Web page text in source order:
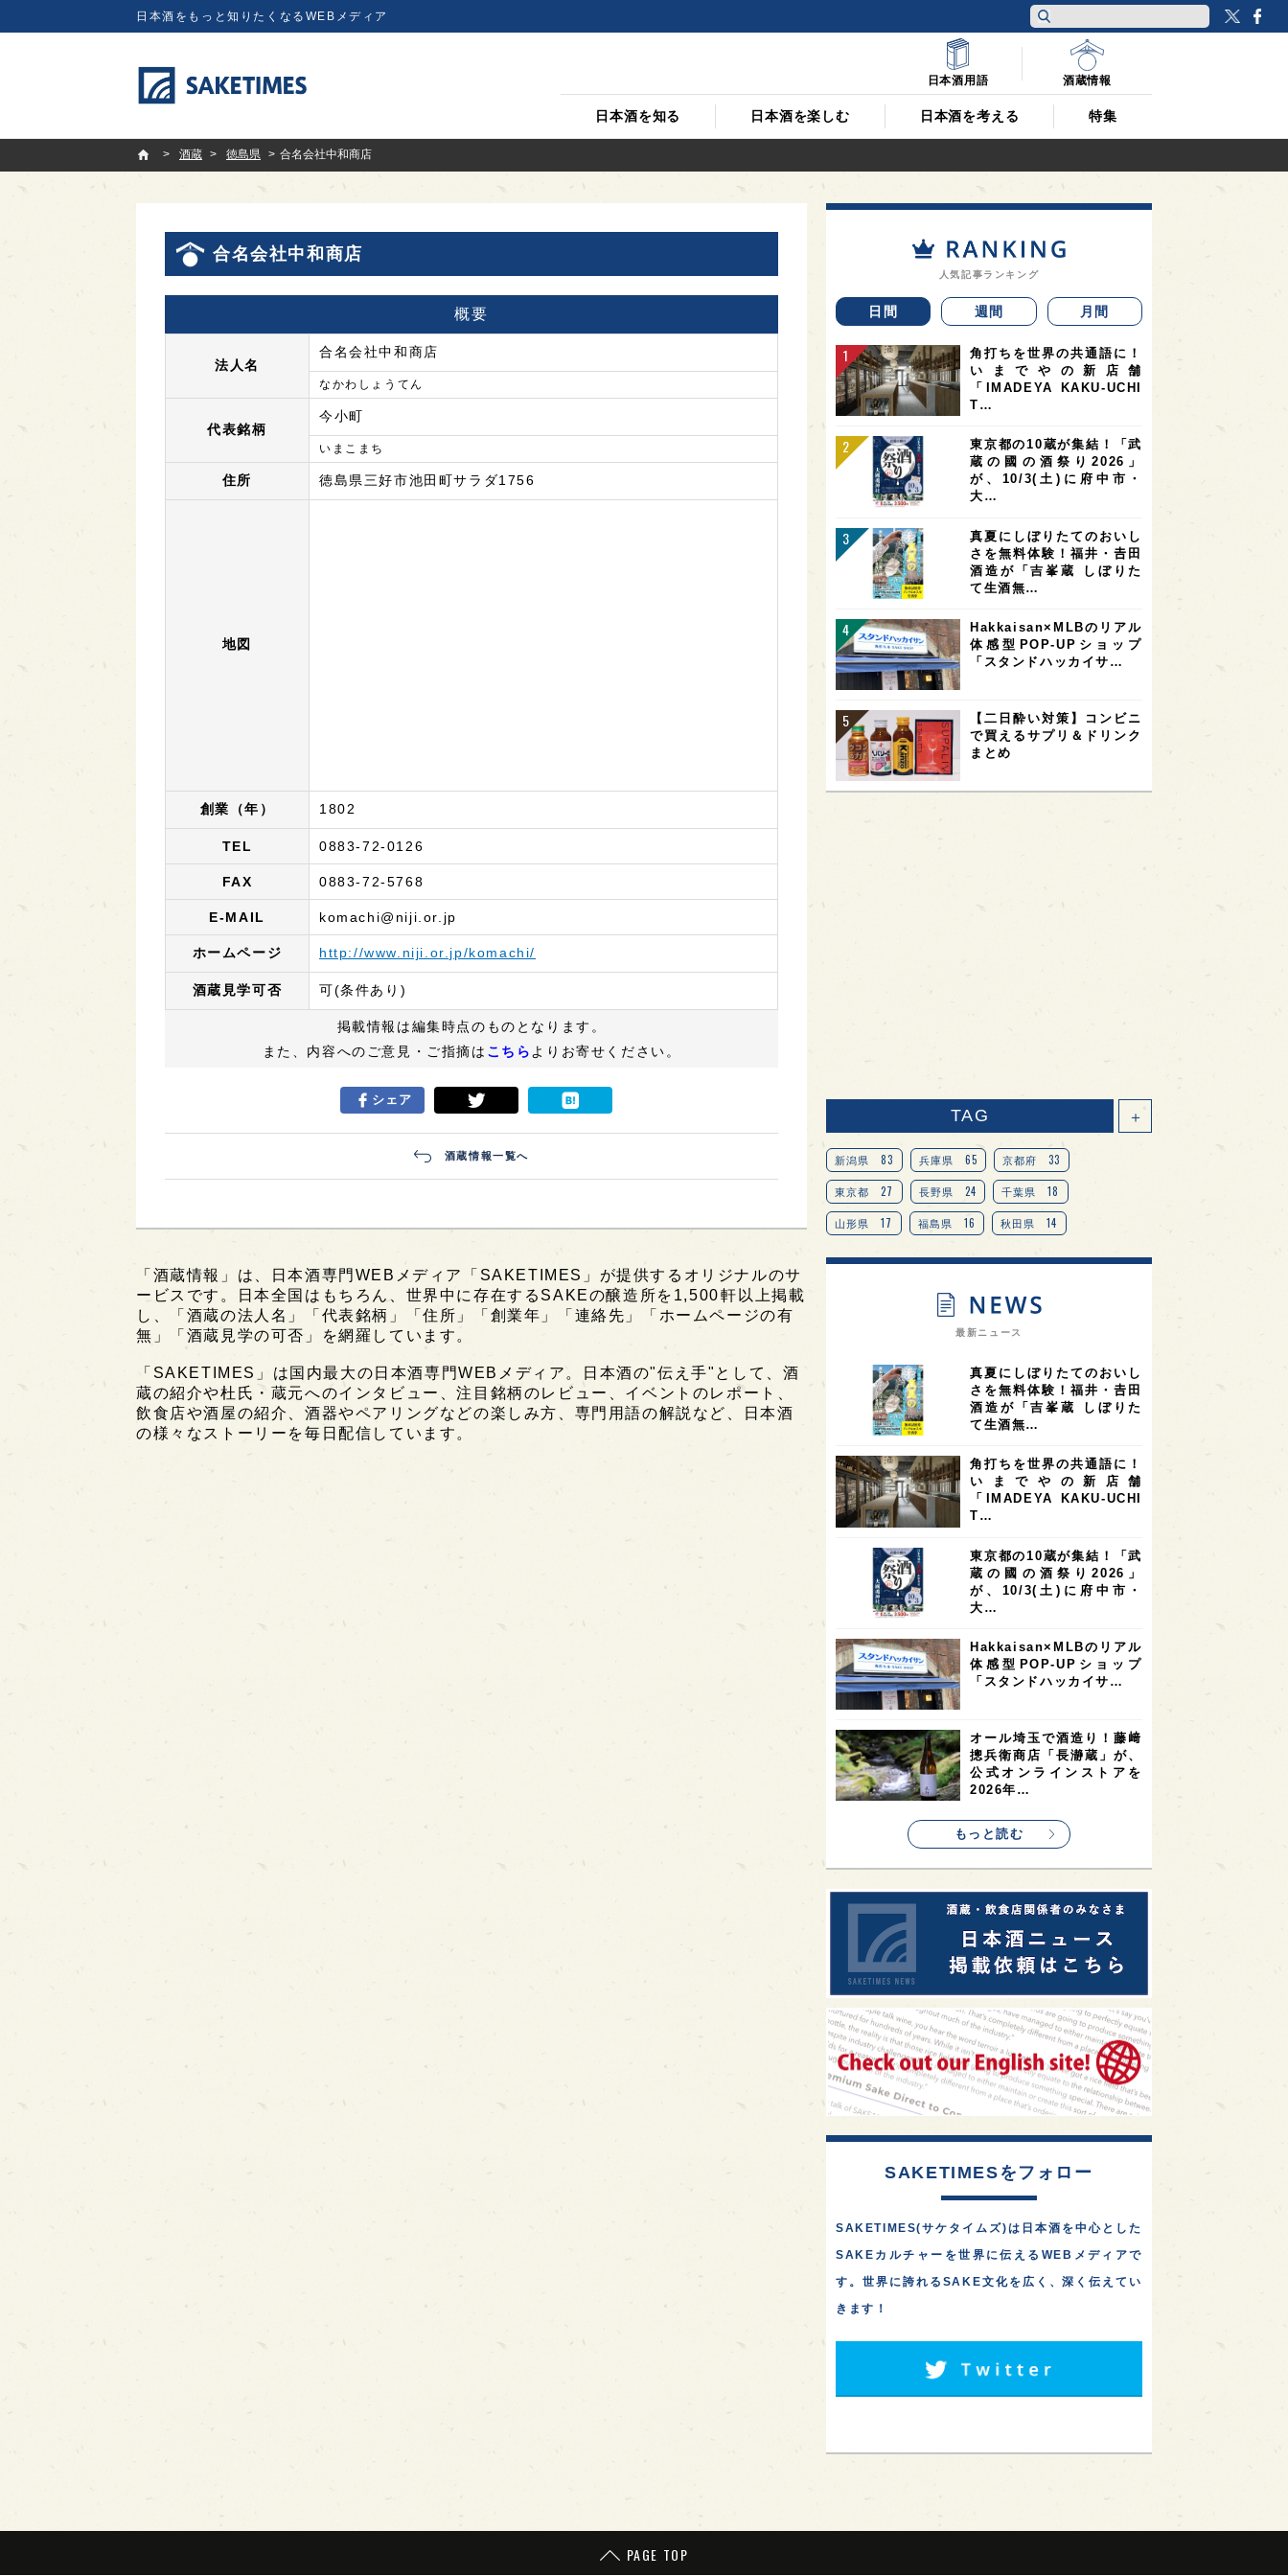
日本酒をもっと知りたくなるWEBメディア
日本酒を知る 日本酒を楽しむ 日本酒を考える 特集
日本酒用語 酒蔵情報
SAKETIMES
酒蔵
徳島県 合名会社中和商店
合名会社中和商店
概要
法人名
合名会社中和商店
なかわしょうてん
代表銘柄
今小町
いまこまち
住所 徳島県三好市池田町サラダ1756
地図
創業（年） 1802
TEL 0883-72-0126
FAX 0883-72-5768
E-MAIL komachi@niji.or.jp
ホームページ http://www.niji.or.jp/komachi/
酒蔵見学可否 可(条件あり)
掲載情報は編集時点のものとなります。
また、内容へのご意見・ご指摘は こちら よりお寄せください。
シェア
酒蔵情報一覧へ
「酒蔵情報」は、日本酒専門WEBメディア「SAKETIMES」が提供するオリジナルのサ
ービスです。日本全国はもちろん、世界中に存在するSAKEの醸造所を1,500軒以上掲載
し、「酒蔵の法人名」「代表銘柄」「住所」「創業年」「連絡先」「ホームページの有
無」「酒蔵見学の可否」を網羅しています。
「SAKETIMES」は国内最大の日本酒専門WEBメディア。日本酒の"伝え手"として、酒
蔵の紹介や杜氏・蔵元へのインタビュー、注目銘柄のレビュー、イベントのレポート、
飲食店や酒屋の紹介、酒器やペアリングなどの楽しみ方、専門用語の解説など、日本酒
の様々なストーリーを毎日配信しています。
人気記事ランキング
日間 週間 月間
角打ちを世界の共通語に！
いまでやの新店舗
「IMADEYA KAKU-UCHI
T…
東京都の10蔵が集結！「武
蔵の國の酒祭り2026」
が、10/3(土)に府中市・
大…
真夏にしぼりたてのおいし
さを無料体験！福井・𠮷田
酒造が「吉峯蔵 しぼりた
て生酒無…
Hakkaisan×MLBのリアル
体感型POP-UPショップ
「スタンドハッカイサ…
【二日酔い対策】コンビニ
で買えるサプリ＆ドリンク
まとめ
TAG ＋
新潟県 83 兵庫県 65 京都府 33
東京都 27 長野県 24 千葉県 18
山形県 17 福島県 16 秋田県 14
愛知県 14 宮城県 14 岐阜県 13
オピニオンリーダーの視点 9
7 奈良県 滋賀県 7 和歌山県 6
6 フランス 6 高知県 5 島根県 5
山口県 4 アメリカ 4 神奈川県 4
大分県 4 三重県 3 3 3
オーストラリア 台湾 2 アジア
SAKEの時代を生きる 1
全蔵めぐり 1 シンガポール 1 カナダ 1
1 熊本県 1
イギリス 1 ノルウェー 新宿区 1
歌舞伎町 1 沖縄県 1 鳥取県 1
saketimes_image_4 1
最新ニュース
真夏にしぼりたてのおいし
さを無料体験！福井・𠮷田
酒造が「吉峯蔵 しぼりた
て生酒無…
角打ちを世界の共通語に！
いまでやの新店舗
「IMADEYA KAKU-UCHI
T…
東京都の10蔵が集結！「武
蔵の國の酒祭り2026」
が、10/3(土)に府中市・
大…
Hakkaisan×MLBのリアル
体感型POP-UPショップ
「スタンドハッカイサ…
オール埼玉で酒造り！藤﨑
摠兵衛商店「長瀞蔵」が、
公式オンラインストアを
2026年…
もっと読む
SAKETIMESをフォロー
SAKETIMES(サケタイムズ)は日本酒を中心とした
SAKEカルチャーを世界に伝えるWEBメディアで
す。世界に誇れるSAKE文化を広く、深く伝えてい
きます！
PAGE TOP